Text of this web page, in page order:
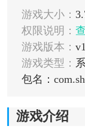
游戏大小：
权限说明：
游戏版本：
游戏类型：
游戏介绍